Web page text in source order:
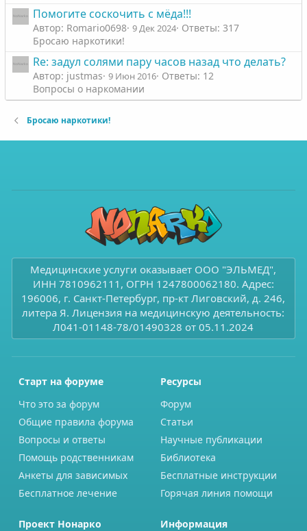
Помогите соскочить с мёда!!!
Автор: Romario0698 9 Дек 2024 Ответы: 317
Бросаю наркотики!
Re: задул солями пару часов назад что делать?
Автор: justmas 9 Июн 2016 Ответы: 12
Вопросы о наркомании
Бросаю наркотики!
Медицинские услуги оказывает ООО "ЭЛЬМЕД",
ИНН 7810962111, ОГРН 1247800062180. Адрес:
196006, г. Санкт-Петербург, пр-кт Лиговский, д. 246,
литера Я. Лицензия на медицинскую деятельность:
Л041-01148-78/01490328 от 05.11.2024
Старт на форуме
Что это за форум
Общие правила форума
Вопросы и ответы
Помощь родственникам
Анкеты для зависимых
Бесплатное лечение
Ресурсы
Форум
Статьи
Научные публикации
Библиотека
Бесплатные инструкции
Горячая линия помощи
Проект Нонарко Информация